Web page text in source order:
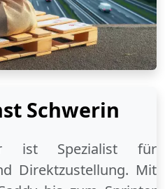
Schwerin
ist Spezialist für
Direktzustellung. Mit